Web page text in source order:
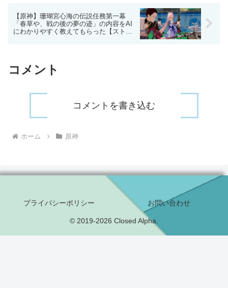
【原神】珊瑚宮心海の伝説任務第一幕
「春草や、戦の後の夢の迹」の内容をAI
にわかりやすく教えてもらった【ストー
コメント
コメントを書き込む
ホーム 原神
プライバシーポリシー お問い合わせ
© 2019-2026 Closed Alpha.